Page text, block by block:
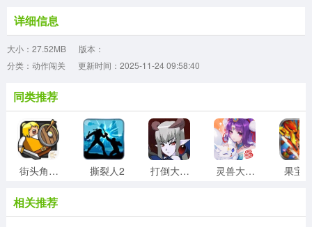
详细信息
大小：27.52MB
版本：
分类：动作闯关
更新时间：2025-11-24 09:58:40
同类推荐
街头角斗士2 撕裂人2 打倒大魔王様 灵兽大冒险 果宝
相关推荐